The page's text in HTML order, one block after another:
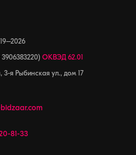
ОКВЭД 62.01
3-я Рыбинская ул., дом 17
81-33